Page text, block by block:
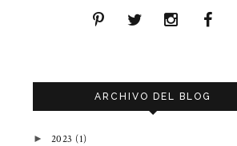
ARCHIVO DEL BLOG
► 2023 (1)